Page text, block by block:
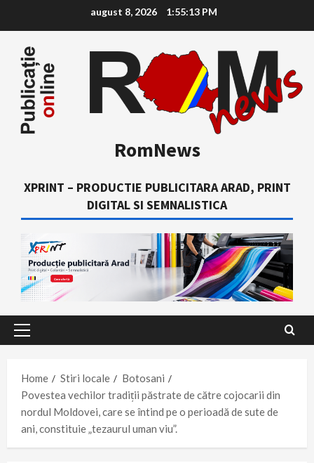
content
august 8, 2026 1:55:14 PM
RomNews
XPRINT – PRODUCTIE PUBLICITARA ARAD, PRINT
DIGITAL SI SEMNALISTICA
Primary
Home
Stiri locale
Botosani
Povestea vechilor tradiții păstrate de către cojocarii din
nordul Moldovei, care se întind pe o perioadă de sute de
ani, constituie „tezaurul uman viu”.